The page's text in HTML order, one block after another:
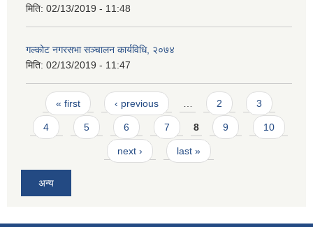
मिति: 02/13/2019 - 11:48
गल्कोट नगरसभा सञ्चालन कार्यविधि, २०७४
मिति: 02/13/2019 - 11:47
Pages
« first ‹ previous 2 3
4 5 6 7 8 9 10
next › last »
अन्य